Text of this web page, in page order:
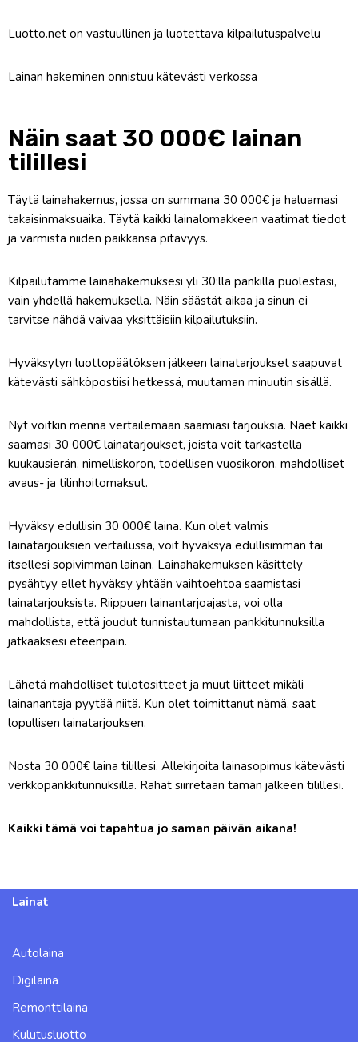
Luotto.net on vastuullinen ja luotettava kilpailutuspalvelu
Lainan hakeminen onnistuu kätevästi verkossa
Näin saat 30 000€ lainan
tilillesi
Täytä lainahakemus, jossa on summana 30 000€ ja haluamasi
takaisinmaksuaika. Täytä kaikki lainalomakkeen vaatimat tiedot
ja varmista niiden paikkansa pitävyys.
Kilpailutamme lainahakemuksesi yli 30:llä pankilla puolestasi,
vain yhdellä hakemuksella. Näin säästät aikaa ja sinun ei
tarvitse nähdä vaivaa yksittäisiin kilpailutuksiin.
Hyväksytyn luottopäätöksen jälkeen lainatarjoukset saapuvat
kätevästi sähköpostiisi hetkessä, muutaman minuutin sisällä.
Nyt voitkin mennä vertailemaan saamiasi tarjouksia. Näet kaikki
saamasi 30 000€ lainatarjoukset, joista voit tarkastella
kuukausierän, nimelliskoron, todellisen vuosikoron, mahdolliset
avaus- ja tilinhoitomaksut.
Hyväksy edullisin 30 000€ laina. Kun olet valmis
lainatarjouksien vertailussa, voit hyväksyä edullisimman tai
itsellesi sopivimman lainan. Lainahakemuksen käsittely
pysähtyy ellet hyväksy yhtään vaihtoehtoa saamistasi
lainatarjouksista. Riippuen lainantarjoajasta, voi olla
mahdollista, että joudut tunnistautumaan pankkitunnuksilla
jatkaaksesi eteenpäin.
Lähetä mahdolliset tulotositteet ja muut liitteet mikäli
lainanantaja pyytää niitä. Kun olet toimittanut nämä, saat
lopullisen lainatarjouksen.
Nosta 30 000€ laina tilillesi. Allekirjoita lainasopimus kätevästi
verkkopankkitunnuksilla. Rahat siirretään tämän jälkeen tilillesi.
Kaikki tämä voi tapahtua jo saman päivän aikana!
Lainat
Autolaina
Digilaina
Remonttilaina
Kulutusluotto